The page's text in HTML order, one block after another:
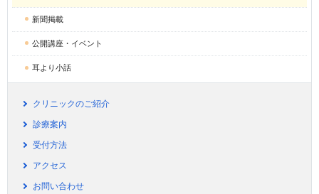
新聞掲載
公開講座・イベント
耳より小話
クリニックのご紹介
診療案内
受付方法
アクセス
お問い合わせ